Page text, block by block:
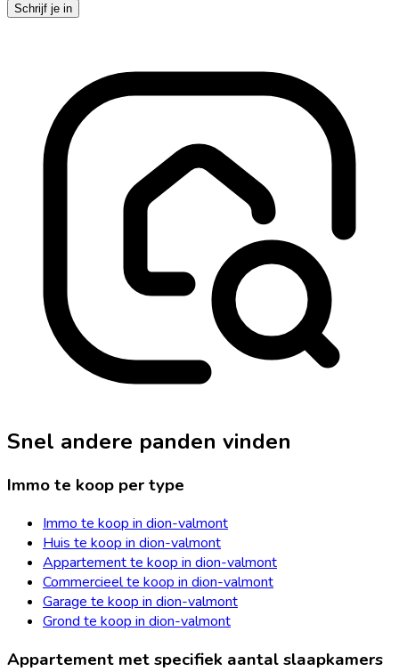
Schrijf je in
Snel andere panden vinden
Immo te koop per type
Immo te koop in dion-valmont
Huis te koop in dion-valmont
Appartement te koop in dion-valmont
Commercieel te koop in dion-valmont
Garage te koop in dion-valmont
Grond te koop in dion-valmont
Appartement met specifiek aantal slaapkamers